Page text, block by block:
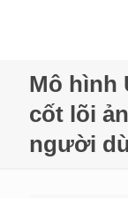
Mô hình
cốt lõi
người